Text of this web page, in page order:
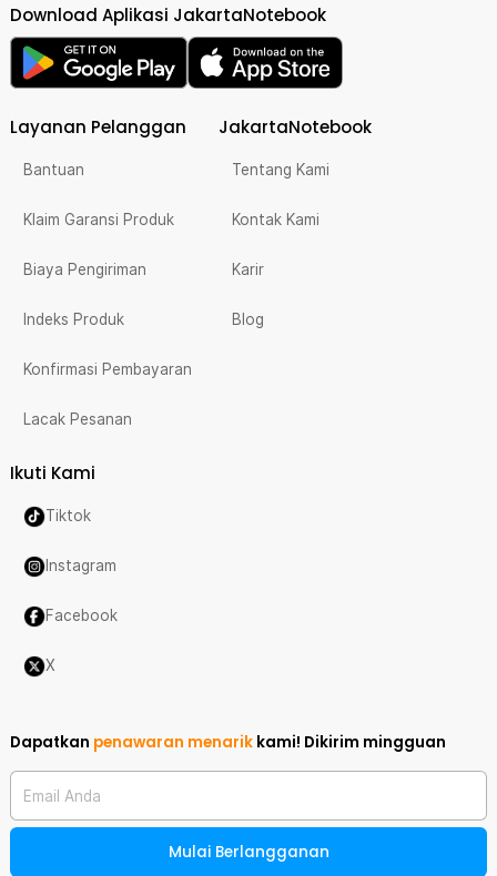
Download Aplikasi JakartaNotebook
Layanan Pelanggan
Bantuan
Klaim Garansi Produk
Biaya Pengiriman
Indeks Produk
Konfirmasi Pembayaran
Lacak Pesanan
JakartaNotebook
Tentang Kami
Kontak Kami
Karir
Blog
Ikuti Kami
Tiktok
Instagram
Facebook
X
Dapatkan penawaran menarik kami! Dikirim mingguan
Email Anda
Mulai Berlangganan